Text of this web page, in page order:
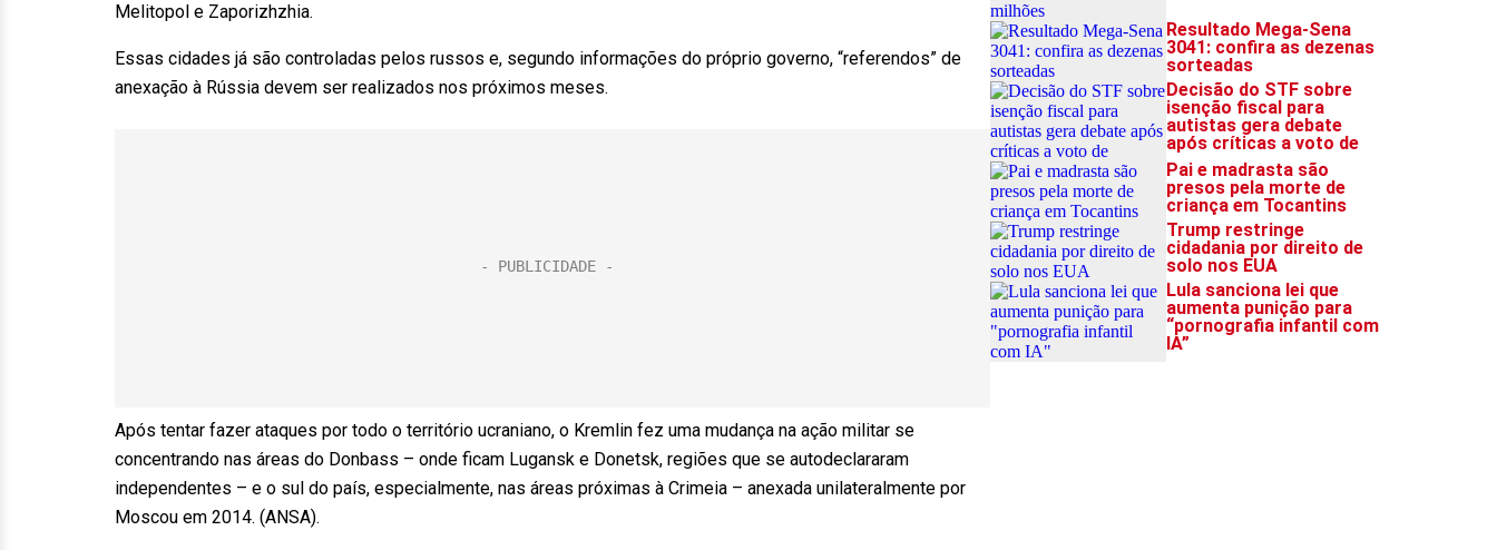
Melitopol e Zaporizhzhia.
Essas cidades já são controladas pelos russos e, segundo informações do próprio governo, “referendos” de
anexação à Rússia devem ser realizados nos próximos meses.
Após tentar fazer ataques por todo o território ucraniano, o Kremlin fez uma mudança na ação militar se
concentrando nas áreas do Donbass – onde ficam Lugansk e Donetsk, regiões que se autodeclararam
independentes – e o sul do país, especialmente, nas áreas próximas à Crimeia – anexada unilateralmente por
Moscou em 2014. (ANSA).